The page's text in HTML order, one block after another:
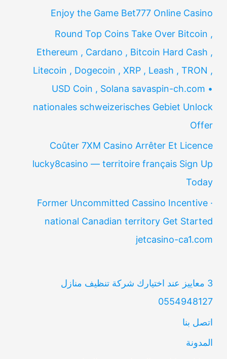
Enjoy the Game Bet777 Online Casino
Round Top Coins Take Over Bitcoin ,
Ethereum , Cardano , Bitcoin Hard Cash ,
Litecoin , Dogecoin , XRP , Leash , TRON ,
USD Coin , Solana savaspin-ch.com •
nationales schweizerisches Gebiet Unlock
Offer
Coûter 7XM Casino Arrêter Et Licence
lucky8casino — territoire français Sign Up
Today
Former Uncommitted Cassino Incentive ·
national Canadian territory Get Started
jetcasino-ca1.com
3 معاييز عند اختيارك شركة تنظيف منازل
0554948127
اتصل بنا
المدونة